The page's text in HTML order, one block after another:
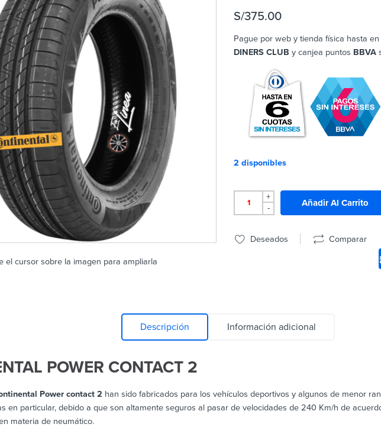
el cursor sobre la imagen para ampliarla
S/375.00
Pague por web y tienda física hasta
DINERS CLUB y canjea puntos BBVA
2 disponibles
+
-
Añadir Al Carrito
Deseados Comparar
Descripción Información adicional
POWER CONTACT 2
Power contact 2 han sido fabricados para los vehículos deportivos y algunos de menor
en particular, debido a que son altamente seguros al pasar de velocidades de 240 Km/h de
materia de neumático.